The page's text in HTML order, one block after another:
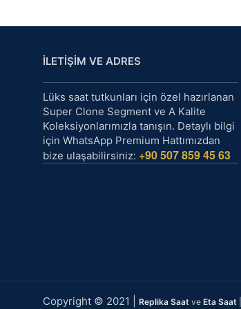
İLETİŞİM VE ADRES
Lüks saat tutkunları için özel hazırlanan
Super Clone Segment ve A Kalite
Koleksiyonlarımızla tanışın. Detaylı bilgi
için WhatsApp Premium Hattımızdan
bize ulaşabilirsiniz: +90 507 859 45 63
Copyright © 2021 | Replika Saat ve Eta Saat